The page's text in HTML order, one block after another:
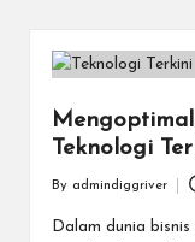
Teknologi
by
By admindiggriver
Dalam dunia